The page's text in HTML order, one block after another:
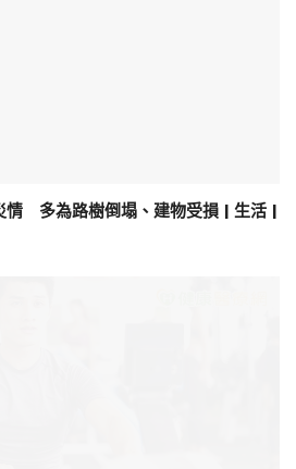
情 多為路樹倒塌、建物受損 | 生活 |